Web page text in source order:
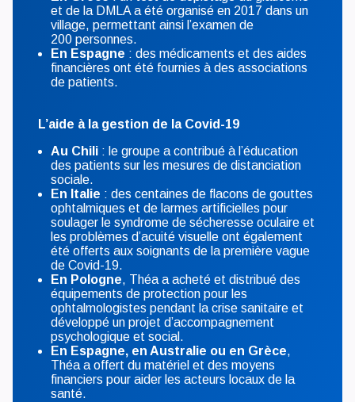
et de la DMLA a été organisé en 2017 dans un
village, permettant ainsi l’examen de
200 personnes.
En Espagne : des médicaments et des aides
financières ont été fournies à des associations
de patients.
L’aide à la gestion de la Covid-19
Au Chili : le groupe a contribué à l’éducation
des patients sur les mesures de distanciation
sociale.
En Italie : des centaines de flacons de gouttes
ophtalmiques et de larmes artificielles pour
soulager le syndrome de sécheresse oculaire et
les problèmes d’acuité visuelle ont également
été offerts aux soignants de la première vague
de Covid-19.
En Pologne, Théa a acheté et distribué des
équipements de protection pour les
ophtalmologistes pendant la crise sanitaire et
développé un projet d’accompagnement
psychologique et social.
En Espagne, en Australie ou en Grèce,
Théa a offert du matériel et des moyens
financiers pour aider les acteurs locaux de la
santé.